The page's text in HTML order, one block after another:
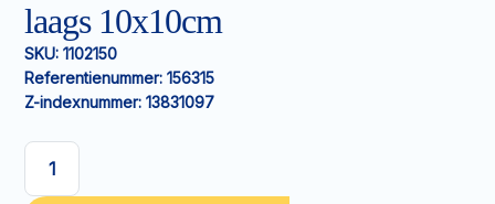
laags 10x10cm
SKU: 1102150
Referentienummer: 156315
Z-indexnummer: 13831097
Non-